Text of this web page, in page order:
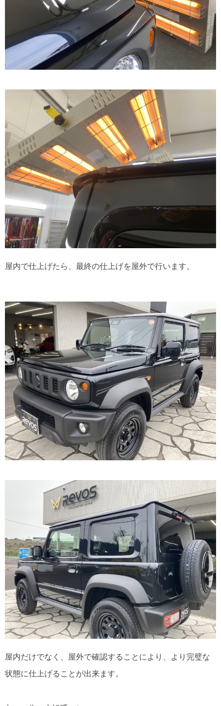
屋内で仕上げたら、最終の仕上げを屋外で行います。
屋内だけでなく、屋外で確認することにより、より完璧な
状態に仕上げることが出来ます。